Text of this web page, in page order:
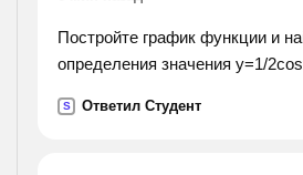
Постройте график функции и
определения значения у=1/
S Ответил Студент